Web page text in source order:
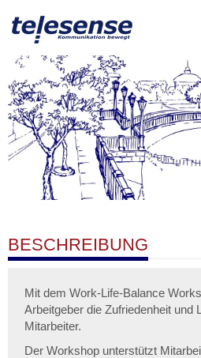
HOME
LEISTUNGEN
UNTERNEHMEN
KARRIERE
KONTAKT
BESCHREIBUNG
Mit dem Work-Life-Balance
Arbeitgeber die Zufriedenheit und
Mitarbeiter.
Der Workshop unterstützt